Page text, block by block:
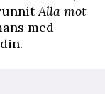
Alla mot
med